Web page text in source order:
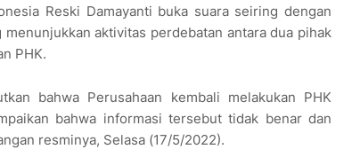
Reski Damayanti buka suara seiring dengan
aktivitas perdebatan antara dua pihak
PHK.
bahwa Perusahaan kembali melakukan PHK
bahwa informasi tersebut tidak benar dan
resminya, Selasa (17/5/2022).